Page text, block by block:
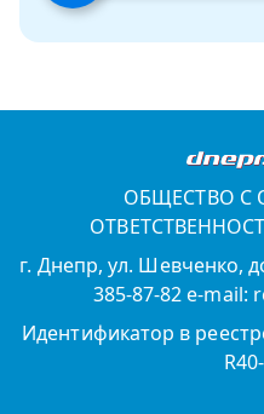
ОБЩЕСТВО С
г. Днепр, ул. Шевченко,
385-87-82 e-mail:
Идентификатор в